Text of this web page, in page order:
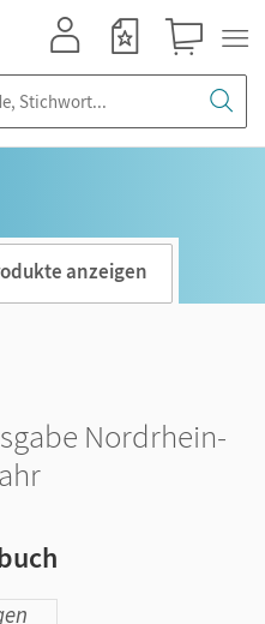
anzeigen
Nordrhein-